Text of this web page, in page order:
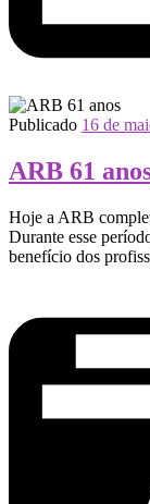
Publicado 16 de
ARB 61
Hoje a ARB
Durante esse
benefício dos